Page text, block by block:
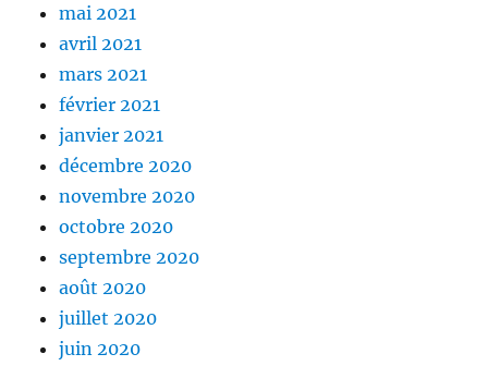
mai 2021
avril 2021
mars 2021
février 2021
janvier 2021
décembre 2020
novembre 2020
octobre 2020
septembre 2020
août 2020
juillet 2020
juin 2020